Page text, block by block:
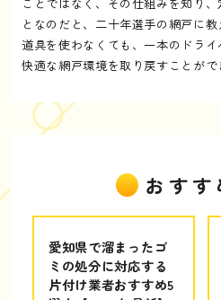
となのだと、二十年選手の網戸に
道具を使わなくても、一本のドライ
快適な網戸環境を取り戻すことがで
おすす
愛知県で溜まったゴ
ミの処分に対応する
片付け業者おすすめ5